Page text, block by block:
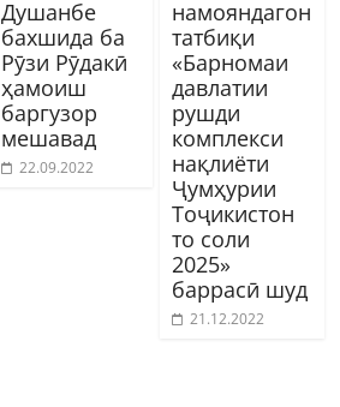
Душанбе
бахшида ба
Рӯзи Рӯдакӣ
ҳамоиш
баргузор
мешавад
22.09.2022
намояндагон
татбиқи
«Барномаи
давлатии
рушди
комплекси
нақлиёти
Ҷумҳурии
Тоҷикистон
то соли
2025»
баррасӣ шуд
21.12.2022